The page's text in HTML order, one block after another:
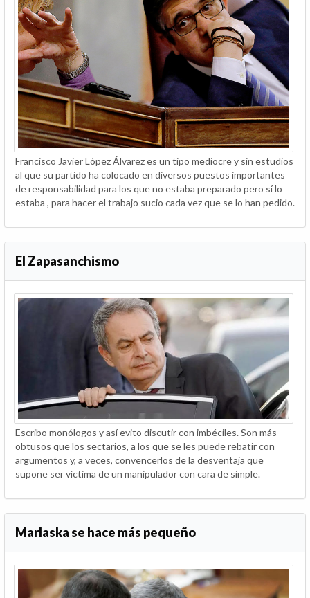
Francisco Javier López Álvarez es un tipo mediocre y sin estudios
al que su partido ha colocado en diversos puestos importantes
de responsabilidad para los que no estaba preparado pero sí lo
estaba , para hacer el trabajo sucio cada vez que se lo han pedido.
El Zapasanchismo
Escribo monólogos y así evito discutir con imbéciles. Son más
obtusos que los sectarios, a los que se les puede rebatir con
argumentos y, a veces, convencerlos de la desventaja que
supone ser víctima de un manipulador con cara de simple.
Marlaska se hace más pequeño